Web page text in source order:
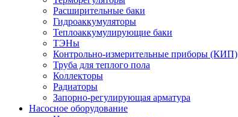
Расширительные баки
Гидроаккумуляторы
Теплоаккумулирующие баки
ТЭНы
Контрольно-измерительные приборы (КИП)
Труба для теплого пола
Коллекторы
Радиаторы
Запорно-регулирующая арматура
Насосное оборудование